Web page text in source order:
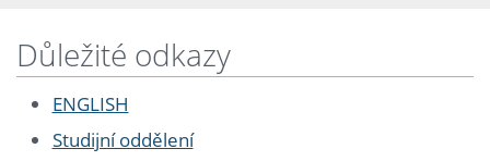
Důležité odkazy
ENGLISH
Studijní oddělení